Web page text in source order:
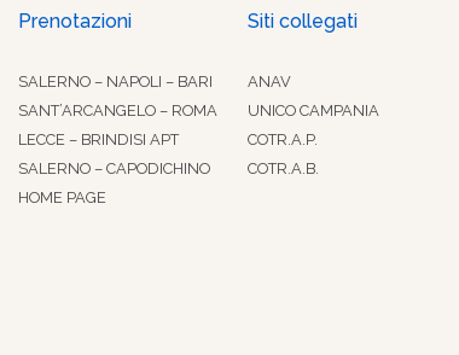
Prenotazioni
SALERNO – NAPOLI – BARI
SANT’ARCANGELO – ROMA
LECCE – BRINDISI APT
SALERNO – CAPODICHINO
HOME PAGE
Siti collegati
ANAV
UNICO CAMPANIA
COTR.A.P.
COTR.A.B.